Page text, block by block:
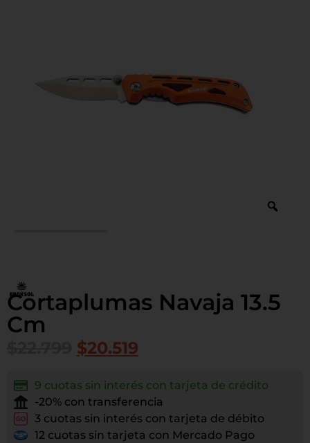
Cortaplumas Navaja 13.5
Cm
$20.519
9 cuotas sin interés con tarjeta de crédito
-20% con transferencia
3 cuotas sin interés con tarjeta de débito
12 cuotas sin tarjeta con Mercado Pago